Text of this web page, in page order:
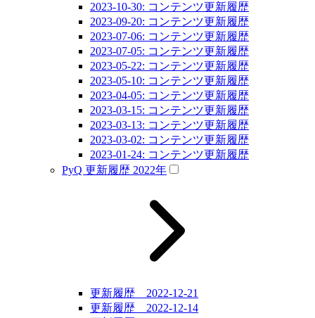
2023-10-30: コンテンツ更新履歴
2023-09-20: コンテンツ更新履歴
2023-07-06: コンテンツ更新履歴
2023-07-05: コンテンツ更新履歴
2023-05-22: コンテンツ更新履歴
2023-05-10: コンテンツ更新履歴
2023-04-05: コンテンツ更新履歴
2023-03-15: コンテンツ更新履歴
2023-03-13: コンテンツ更新履歴
2023-03-02: コンテンツ更新履歴
2023-01-24: コンテンツ更新履歴
PyQ 更新履歴 2022年
更新履歴 2022-12-21
更新履歴 2022-12-14